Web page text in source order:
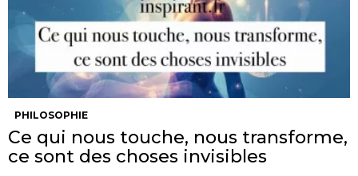
PHILOSOPHIE
Ce qui nous touche, nous transforme,
ce sont des choses invisibles